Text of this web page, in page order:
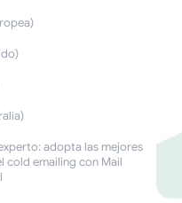
adopta las mejores
cold emailing con Mail